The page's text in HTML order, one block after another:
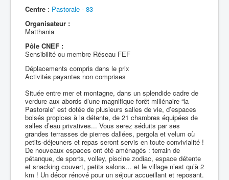
Centre : Pastorale - 83
Organisateur :
Matthania
Pôle CNEF :
Sensibilité ou membre Réseau FEF
Déplacements compris dans le prix
Activités payantes non comprises
Située entre mer et montagne, dans un splendide cadre de
verdure aux abords d’une magnifique forêt millénaire “la
Pastorale” est dotée de plusieurs salles de vie, d’espaces
boisés propices à la détente, de 21 chambres équipées de
salles d’eau privatives... Vous serez séduits par ses
grandes terrasses de pierres dallées, pergola et velum où
petits-déjeuners et repas seront servis en toute convivialité !
De nouveaux espaces ont été aménagés : terrain de
pétanque, de sports, volley, piscine zodiac, espace détente
et snacking couvert, petits salons… et le village n’est qu’à 2
km ! Un décor rénové pour un séjour accueillant et reposant.